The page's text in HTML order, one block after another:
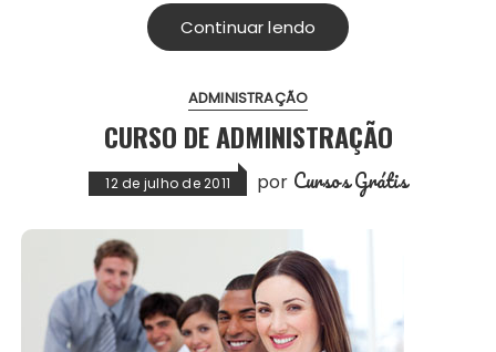
Continuar lendo
ADMINISTRAÇÃO
CURSO DE ADMINISTRAÇÃO
12 de julho de 2011 por Cursos Grátis